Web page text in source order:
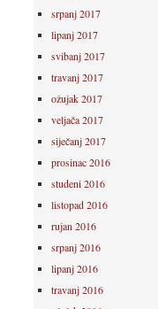
srpanj 2017
lipanj 2017
svibanj 2017
travanj 2017
ožujak 2017
veljača 2017
siječanj 2017
prosinac 2016
studeni 2016
listopad 2016
rujan 2016
srpanj 2016
lipanj 2016
travanj 2016